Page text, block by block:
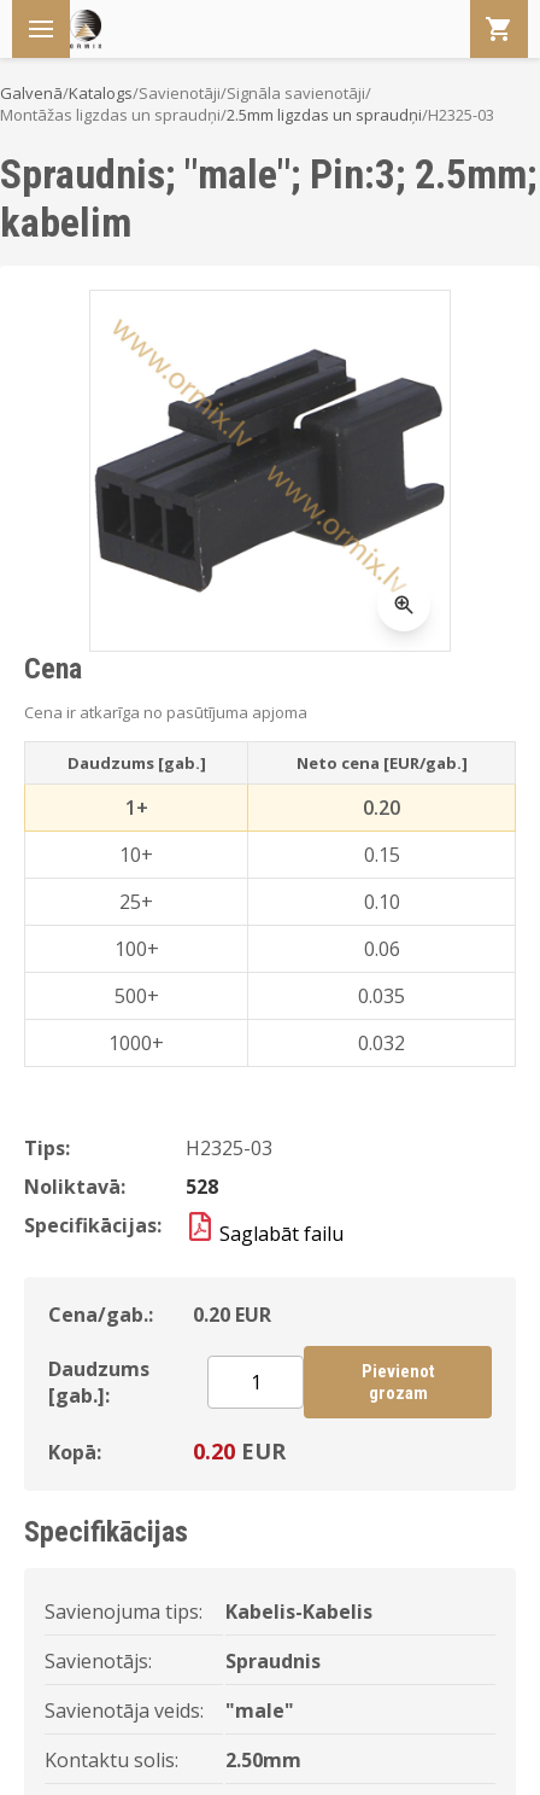
Galvenā/Katalogs/Savienotāji/Signāla savienotāji/
Montāžas ligzdas un spraudņi/2.5mm ligzdas un spraudņi/H2325-03
Spraudnis; "male"; Pin:3; 2.5mm;
kabelim
Tips:
H2325-03
Noliktavā:
528
Specifikācijas:
Saglabāt failu
Cena/gab.: 0.20 EUR
Daudzums
[gab.]:
Pievienot
grozam
Kopā: 0.20 EUR
Cena
Cena ir atkarīga no pasūtījuma apjoma
Daudzums [gab.] Neto cena [EUR/gab.]
1+
0.20
10+
0.15
25+
0.10
100+
0.06
500+
0.035
1000+
0.032
Specifikācijas
Savienojuma tips:
Kabelis-Kabelis
Savienotājs:
Spraudnis
Savienotāja veids:
"male"
Kontaktu solis:
2.50mm